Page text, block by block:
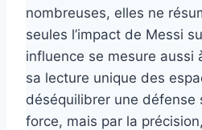
nombreuses, elles ne
seules l’impact de Messi
influence se mesure aussi
sa lecture unique des
déséquilibrer une défense
force, mais par la